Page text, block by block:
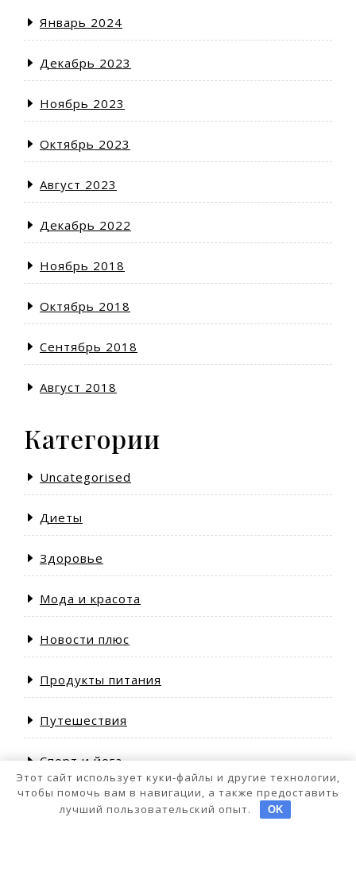
Январь 2024
Декабрь 2023
Ноябрь 2023
Октябрь 2023
Август 2023
Декабрь 2022
Ноябрь 2018
Октябрь 2018
Сентябрь 2018
Август 2018
Категории
Uncategorised
Диеты
Здоровье
Мода и красота
Новости плюс
Продукты питания
Путешествия
Спорт и йога
Этот сайт использует куки-файлы и другие технологии,
чтобы помочь вам в навигации, а также предоставить
лучший пользовательский опыт.
OK